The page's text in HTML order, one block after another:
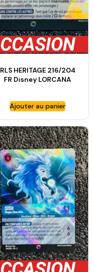
RLS HERITAGE 216/204
FR Disney LORCANA
Ajouter au panier